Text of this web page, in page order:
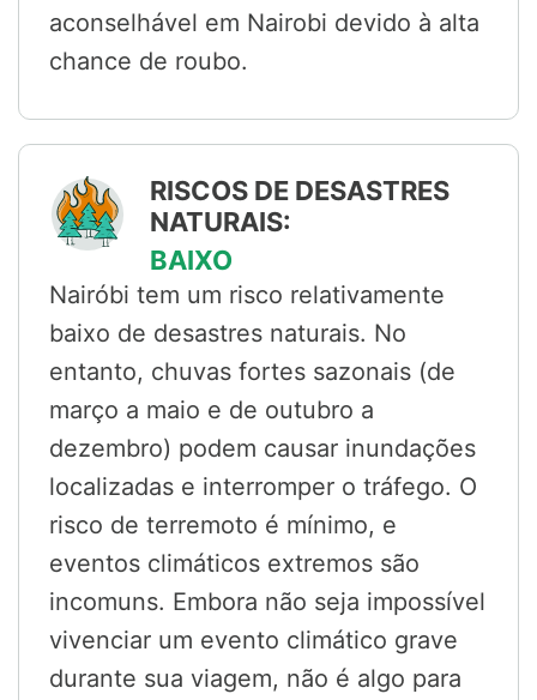
aconselhável em Nairobi devido à alta
chance de roubo.
RISCOS DE DESASTRES
NATURAIS:
BAIXO
Nairóbi tem um risco relativamente
baixo de desastres naturais. No
entanto, chuvas fortes sazonais (de
março a maio e de outubro a
dezembro) podem causar inundações
localizadas e interromper o tráfego. O
risco de terremoto é mínimo, e
eventos climáticos extremos são
incomuns. Embora não seja impossível
vivenciar um evento climático grave
durante sua viagem, não é algo para